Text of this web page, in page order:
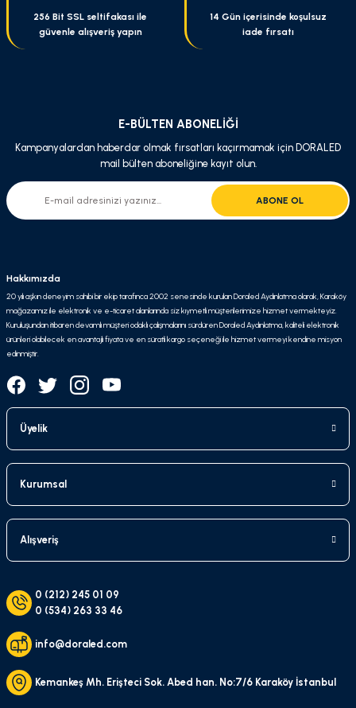
256 Bit SSL seltifakası ile
güvenle alışveriş yapın
14 Gün içerisinde koşulsuz
iade fırsatı
E-BÜLTEN ABONELİĞİ
Kampanyalardan haberdar olmak fırsatları kaçırmamak için DORALED
mail bülten aboneliğine kayıt olun.
ABONE OL
Hakkımızda
20 yılı aşkın deneyim sahibi bir ekip tarafınca 2002 senesinde kurulan Doraled Aydınlatma olarak, Karaköy
mağazamız ile elektronik ve e-ticaret alanlarında siz kıymetli müşterilerimize hizmet vermekteyiz.
Kuruluşundan itibaren devamlı müşteri odaklı çalışmalarını sürdüren Doraled Aydınlatma, kaliteli elektronik
ürünleri olabilecek en avantajlı fiyata ve en süratli kargo seçeneği ile hizmet vermeyi kendine misyon
edinmiştir.
Üyelik
Kurumsal
Alışveriş
0 (212) 245 01 09
0 (534) 263 33 46
info@doraled.com
Kemankeş Mh. Erişteci Sok. Abed han. No:7/6 Karaköy İstanbul